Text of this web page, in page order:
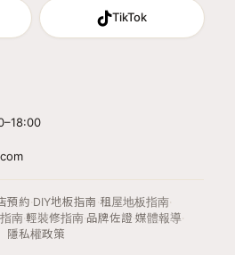
TikTok
預約·DIY地板指南 ·租屋地板指南·
南·輕裝修指南·品牌佐證·媒體報導·
隱私權政策